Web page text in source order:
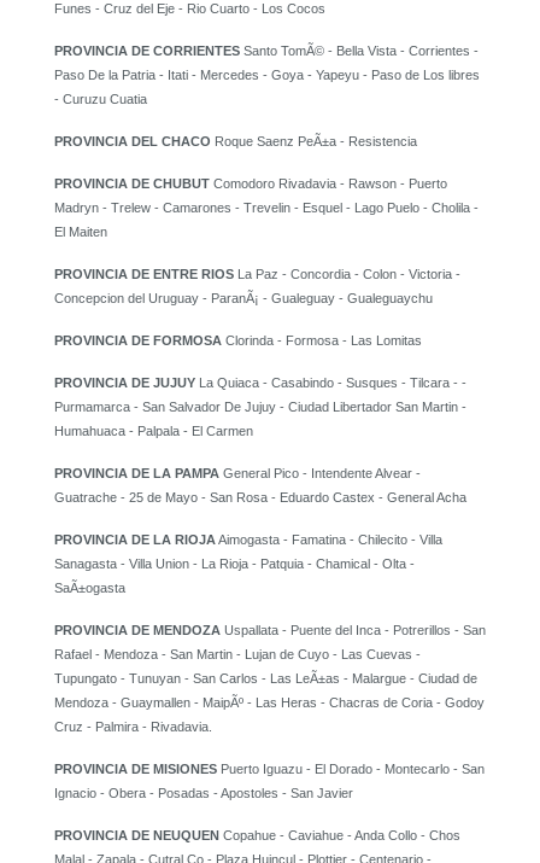
Funes - Cruz del Eje - Rio Cuarto - Los Cocos
PROVINCIA DE CORRIENTES Santo TomÃ© - Bella Vista - Corrientes -
Paso De la Patria - Itati - Mercedes - Goya - Yapeyu - Paso de Los libres
- Curuzu Cuatia
PROVINCIA DEL CHACO Roque Saenz PeÃ±a - Resistencia
PROVINCIA DE CHUBUT Comodoro Rivadavia - Rawson - Puerto
Madryn - Trelew - Camarones - Trevelin - Esquel - Lago Puelo - Cholila -
El Maiten
PROVINCIA DE ENTRE RIOS La Paz - Concordia - Colon - Victoria -
Concepcion del Uruguay - ParanÃ¡ - Gualeguay - Gualeguaychu
PROVINCIA DE FORMOSA Clorinda - Formosa - Las Lomitas
PROVINCIA DE JUJUY La Quiaca - Casabindo - Susques - Tilcara - -
Purmamarca - San Salvador De Jujuy - Ciudad Libertador San Martin -
Humahuaca - Palpala - El Carmen
PROVINCIA DE LA PAMPA General Pico - Intendente Alvear -
Guatrache - 25 de Mayo - San Rosa - Eduardo Castex - General Acha
PROVINCIA DE LA RIOJAAimogasta - Famatina - Chilecito - Villa
Sanagasta - Villa Union - La Rioja - Patquia - Chamical - Olta -
SaÃ±ogasta
PROVINCIA DE MENDOZA Uspallata - Puente del Inca - Potrerillos - San
Rafael - Mendoza - San Martin - Lujan de Cuyo - Las Cuevas -
Tupungato - Tunuyan - San Carlos - Las LeÃ±as - Malargue - Ciudad de
Mendoza - Guaymallen - MaipÃº - Las Heras - Chacras de Coria - Godoy
Cruz - Palmira - Rivadavia.
PROVINCIA DE MISIONES Puerto Iguazu - El Dorado - Montecarlo - San
Ignacio - Obera - Posadas - Apostoles - San Javier
PROVINCIA DE NEUQUEN Copahue - Caviahue - Anda Collo - Chos
Malal - Zapala - Cutral Co - Plaza Huincul - Plottier - Centenario -